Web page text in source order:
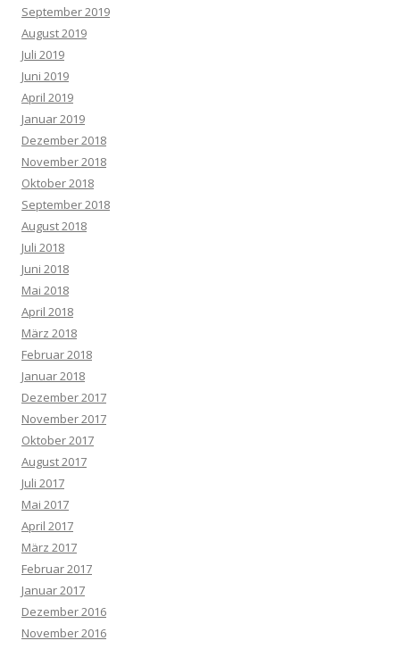
September 2019
August 2019
Juli 2019
Juni 2019
April 2019
Januar 2019
Dezember 2018
November 2018
Oktober 2018
September 2018
August 2018
Juli 2018
Juni 2018
Mai 2018
April 2018
März 2018
Februar 2018
Januar 2018
Dezember 2017
November 2017
Oktober 2017
August 2017
Juli 2017
Mai 2017
April 2017
März 2017
Februar 2017
Januar 2017
Dezember 2016
November 2016